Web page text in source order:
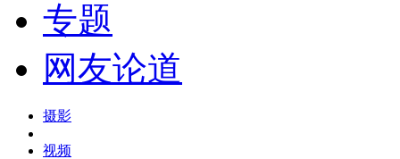
专题
网友论道
摄影
视频